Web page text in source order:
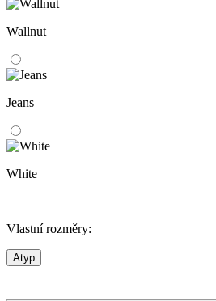
Wallnut
Jeans
White
Vlastní rozměry:
Atyp